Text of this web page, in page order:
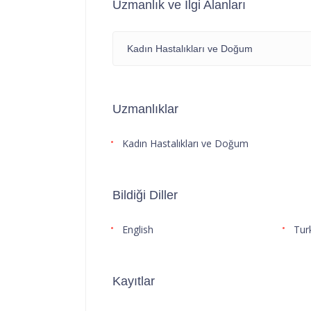
Uzmanlık ve İlgi Alanları
Kadın Hastalıkları ve Doğum
Uzmanlıklar
Kadın Hastalıkları ve Doğum
Bildiği Diller
English
Kayıtlar